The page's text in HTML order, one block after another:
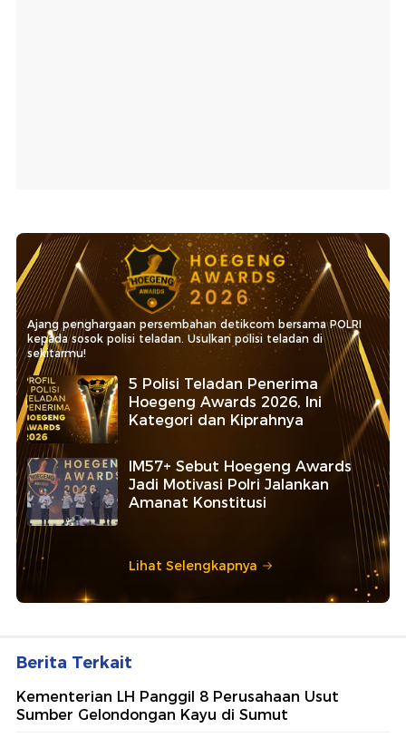
Ajang penghargaan persembahan detikcom bersama POLRI
kepada sosok polisi teladan. Usulkan polisi teladan di
sekitarmu!
5 Polisi Teladan Penerima
Hoegeng Awards 2026, Ini
Kategori dan Kiprahnya
IM57+ Sebut Hoegeng Awards
Jadi Motivasi Polri Jalankan
Amanat Konstitusi
Lihat Selengkapnya
Berita Terkait
Kementerian LH Panggil 8 Perusahaan Usut
Sumber Gelondongan Kayu di Sumut